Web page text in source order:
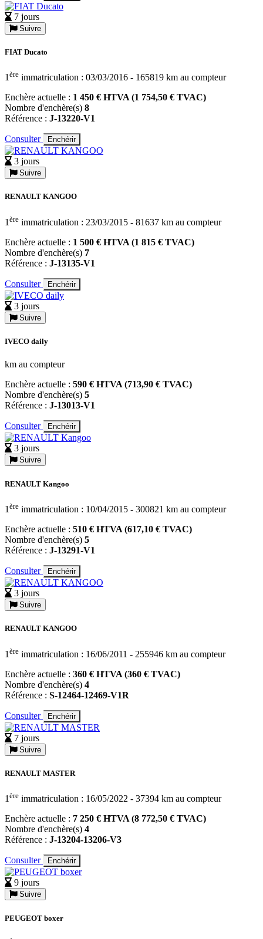
7 jours
Suivre
FIAT Ducato
1 ère immatriculation : 03/03/2016 - 165819 km au compteur
Enchère actuelle : 1 450 € HTVA (1 754,50 € TVAC)
Nombre d'enchère(s) 8
Référence : J-13220-V1
Consulter Enchérir
3 jours
Suivre
RENAULT KANGOO
1 ère immatriculation : 23/03/2015 - 81637 km au compteur
Enchère actuelle : 1 500 € HTVA (1 815 € TVAC)
Nombre d'enchère(s) 7
Référence : J-13135-V1
Consulter Enchérir
3 jours
Suivre
IVECO daily
km au compteur
Enchère actuelle : 590 € HTVA (713,90 € TVAC)
Nombre d'enchère(s) 5
Référence : J-13013-V1
Consulter Enchérir
3 jours
Suivre
RENAULT Kangoo
1 ère immatriculation : 10/04/2015 - 300821 km au compteur
Enchère actuelle : 510 € HTVA (617,10 € TVAC)
Nombre d'enchère(s) 5
Référence : J-13291-V1
Consulter Enchérir
3 jours
Suivre
RENAULT KANGOO
1 ère immatriculation : 16/06/2011 - 255946 km au compteur
Enchère actuelle : 360 € HTVA (360 € TVAC)
Nombre d'enchère(s) 4
Référence : S-12464-12469-V1R
Consulter Enchérir
7 jours
Suivre
RENAULT MASTER
1 ère immatriculation : 16/05/2022 - 37394 km au compteur
Enchère actuelle : 7 250 € HTVA (8 772,50 € TVAC)
Nombre d'enchère(s) 4
Référence : J-13204-13206-V3
Consulter Enchérir
9 jours
Suivre
PEUGEOT boxer